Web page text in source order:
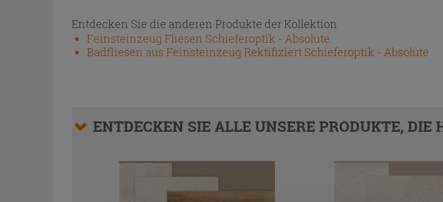
Entdecken Sie die anderen Produkte der Kollektion
Feinsteinzeug Fliesen Schieferoptik - Absolute
Badfliesen aus Feinsteinzeug Rektifiziert Schieferoptik - Absolute
ENTDECKEN SIE ALLE UNSERE PRODUKTE, DIE